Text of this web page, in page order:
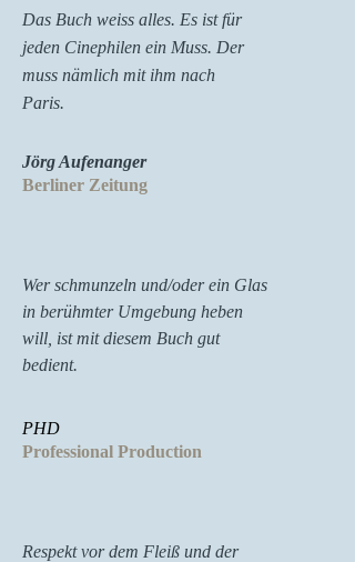
Das Buch weiss alles. Es ist für
jeden Cinephilen ein Muss. Der
muss nämlich mit ihm nach
Paris.
Jörg Aufenanger
Berliner Zeitung
Wer schmunzeln und/oder ein Glas
in berühmter Umgebung heben
will, ist mit diesem Buch gut
bedient.
PHD
Professional Production
Respekt vor dem Fleiß und der